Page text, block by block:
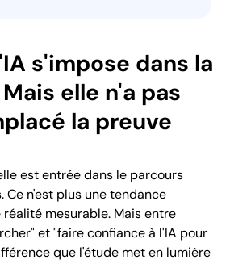
s'impose dans la
elle n'a pas
la preuve
est entrée dans le parcours
Ce n'est plus une tendance
mesurable. Mais entre
et "faire confiance à l'IA pour
que l'étude met en lumière